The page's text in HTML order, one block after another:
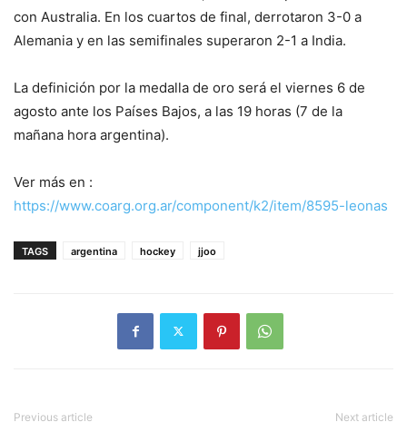
con Australia. En los cuartos de final, derrotaron 3-0 a
Alemania y en las semifinales superaron 2-1 a India.
La definición por la medalla de oro será el viernes 6 de
agosto ante los Países Bajos, a las 19 horas (7 de la
mañana hora argentina).
Ver más en :
https://www.coarg.org.ar/component/k2/item/8595-leonas
TAGS argentina hockey jjoo
Previous article Next article